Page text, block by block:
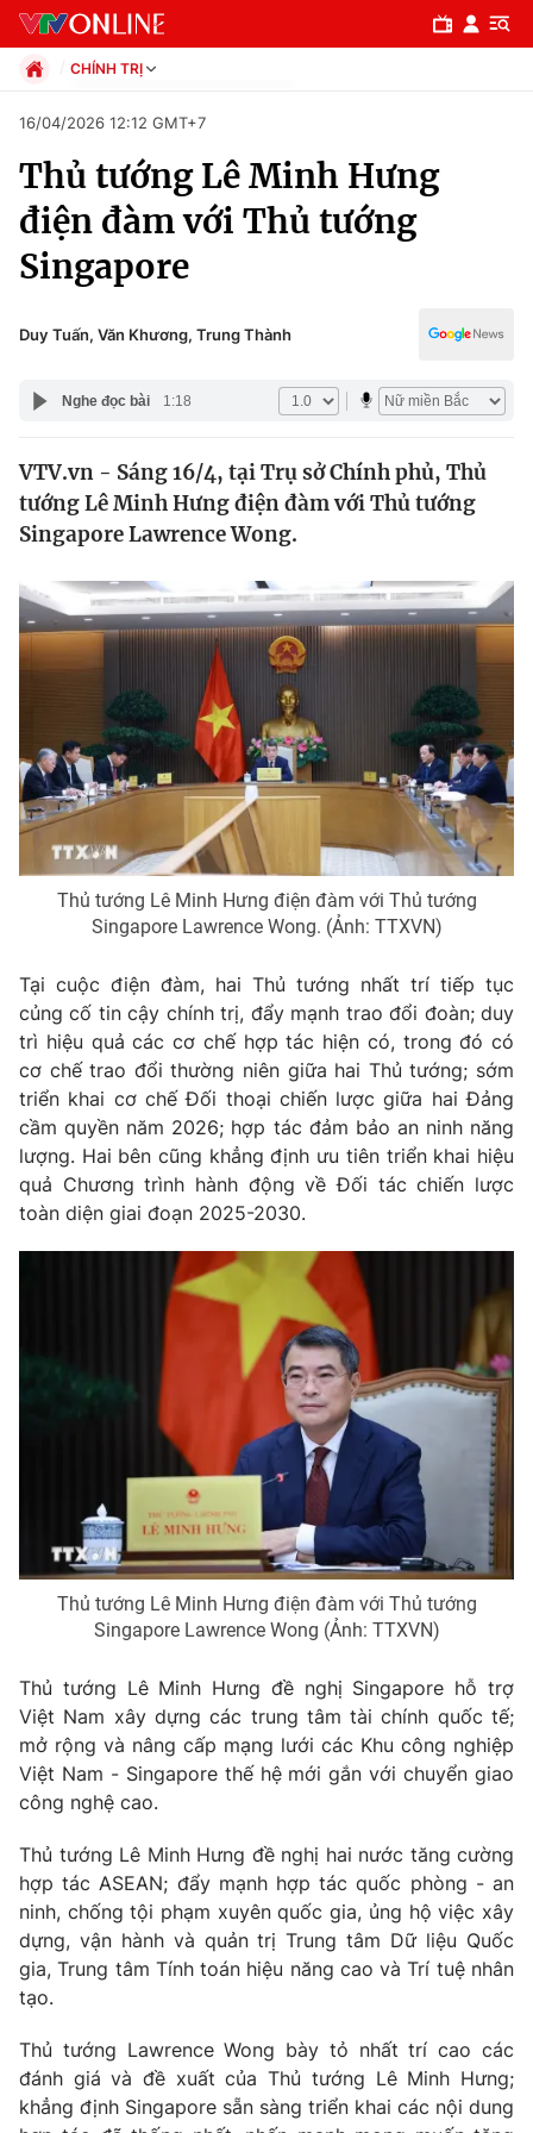
Chuyên mục
Chính trị
Thế giới
Thế giới đó đây
Câu chuyện quốc tế
Kinh tế
Tài chính
Góc doanh nghiệp
Dữ liệu và đời sống
Truyền hình
Phim VTV
Hậu trường
Nhân vật
Khán giả
Giải trí
Điện ảnh
Âm nhạc
Đời sống
Du lịch
Chất lượng cuộc sống
Giáo dục
Tuyển sinh
Học trực tuyến
Công nghệ
Hitech Công nghệ tương lai
Sản phẩm
Thị trường
Tư vấn
Giao lưu trực tuyến
Lịch phát sóng
Chuyên mục khác
Podcast
Infographic
Shorts video
VTV Money VTV Thể thao
VTV Sức khoẻ Bất động sản
Thị trường 24h Tấm lòng Việt
VTV4 Vươn mình bằng AI
VTV9 VTV8
Liên hệ tòa soạn
THỜI BÁO VTV
Theo dõi báo trên
Cơ quan chủ quản:Đài Truyền hình Việt Nam
CHÍNH TRỊ
Xã hội
Pháp luật
Thể thao
Truyền hình
Văn hóa - Giải trí
Đời sống
Giáo dục
16/04/2026 12:12 GMT+7
Thủ tướng Lê Minh Hưng
điện đàm với Thủ tướng
Singapore
Duy Tuấn, Văn Khương, Trung Thành
Nghe đọc bài 1:18
VTV.vn - Sáng 16/4, tại Trụ sở Chính phủ, Thủ
tướng Lê Minh Hưng điện đàm với Thủ tướng
Singapore Lawrence Wong.
Thủ tướng Lê Minh Hưng điện đàm với Thủ tướng
Singapore Lawrence Wong. (Ảnh: TTXVN)
Tại cuộc điện đàm, hai Thủ tướng nhất trí tiếp tục
củng cố tin cậy chính trị, đẩy mạnh trao đổi đoàn; duy
trì hiệu quả các cơ chế hợp tác hiện có, trong đó có
cơ chế trao đổi thường niên giữa hai Thủ tướng; sớm
triển khai cơ chế Đối thoại chiến lược giữa hai Đảng
cầm quyền năm 2026; hợp tác đảm bảo an ninh năng
lượng. Hai bên cũng khẳng định ưu tiên triển khai hiệu
quả Chương trình hành động về Đối tác chiến lược
toàn diện giai đoạn 2025-2030.
Thủ tướng Lê Minh Hưng điện đàm với Thủ tướng
Singapore Lawrence Wong (Ảnh: TTXVN)
Thủ tướng Lê Minh Hưng đề nghị Singapore hỗ trợ
Việt Nam xây dựng các trung tâm tài chính quốc tế;
mở rộng và nâng cấp mạng lưới các Khu công nghiệp
Việt Nam - Singapore thế hệ mới gắn với chuyển giao
công nghệ cao.
Thủ tướng Lê Minh Hưng đề nghị hai nước tăng cường
hợp tác ASEAN; đẩy mạnh hợp tác quốc phòng - an
ninh, chống tội phạm xuyên quốc gia, ủng hộ việc xây
dựng, vận hành và quản trị Trung tâm Dữ liệu Quốc
gia, Trung tâm Tính toán hiệu năng cao và Trí tuệ nhân
tạo.
Thủ tướng Lawrence Wong bày tỏ nhất trí cao các
đánh giá và đề xuất của Thủ tướng Lê Minh Hưng;
khẳng định Singapore sẵn sàng triển khai các nội dung